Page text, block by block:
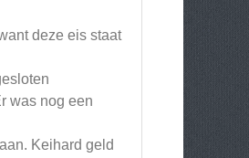
deze eis staat
was nog een
Keihard geld